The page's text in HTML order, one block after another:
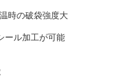
時の破袋強度大
ール加工が可能